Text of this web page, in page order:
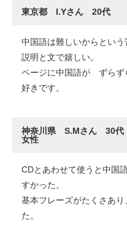
東京都 I.Yさん 20代
中国語は難しいからとい
説明と文で嬉しい。
ページに中国語が ずらず
好きです。
神奈川県 S.Mさん 30代
女性
CDとあわせて使うと中国
すかった。
基本フレーズがたくさあ
た。